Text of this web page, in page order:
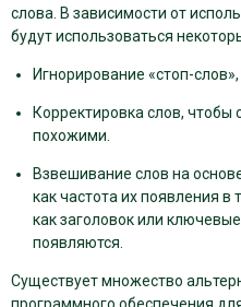
слова. В зависимости от
будут использоваться
Игнорирование «стоп-слов»,
Корректировка слов, чтобы
похожими.
Взвешивание слов на
как частота их появления в
как заголовок или
появляются.
Существует множество
программного обеспечения